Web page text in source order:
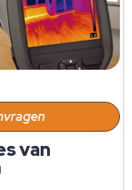
van